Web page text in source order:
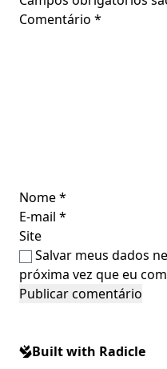
Comentário *
Nome*
E-mail *
Site
Salvar meus dados
próxima vez que eu
Built with Radicle